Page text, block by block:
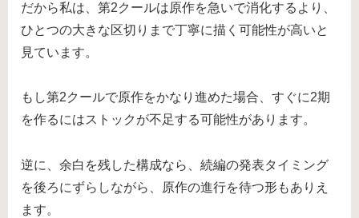
だから私は、第2クールは原作を急いで消化するより、
ひとつの大きな区切りまで丁寧に描く可能性が高いと
見ています。
もし第2クールで原作をかなり進めた場合、すぐに2期
を作るにはストックが不足する可能性があります。
逆に、余白を残した構成なら、続編の発表タイミング
を後ろにずらしながら、原作の進行を待つ形もありえ
ます。